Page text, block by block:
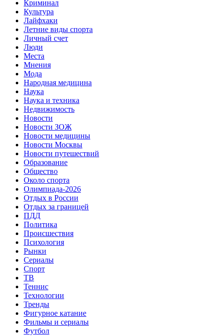
Криминал
Культура
Лайфхаки
Летние виды спорта
Личный счет
Люди
Места
Мнения
Мода
Народная медицина
Наука
Наука и техника
Недвижимость
Новости
Новости ЗОЖ
Новости медицины
Новости Москвы
Новости путешествий
Образование
Общество
Около спорта
Олимпиада-2026
Отдых в России
Отдых за границей
ПДД
Политика
Происшествия
Психология
Рынки
Сериалы
Спорт
ТВ
Теннис
Технологии
Тренды
Фигурное катание
Фильмы и сериалы
Футбол